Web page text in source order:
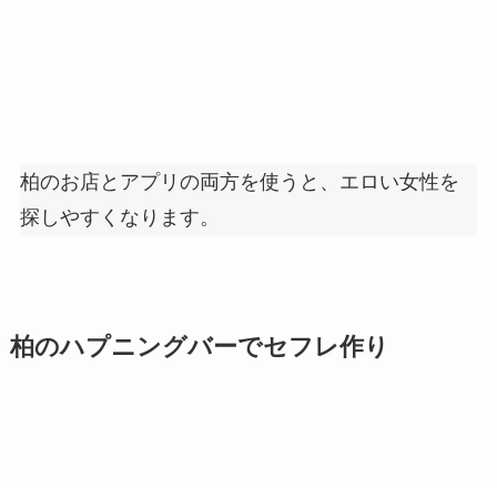
柏のお店とアプリの両方を使うと、エロい女性を
探しやすくなります。
柏のハプニングバーでセフレ作り